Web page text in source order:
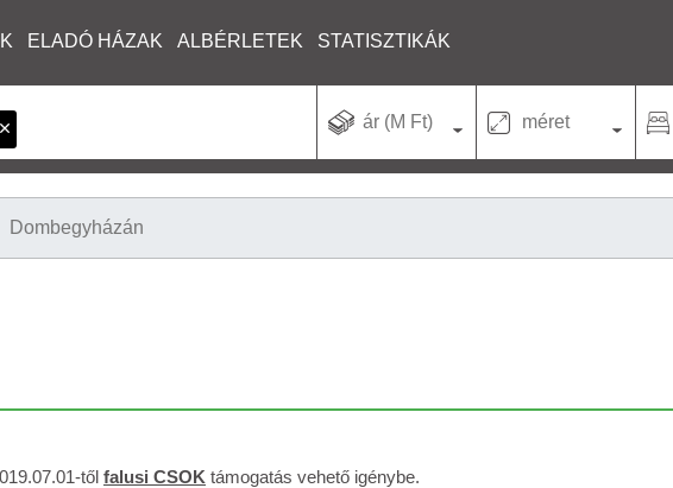
ELADÓ HÁZAK ALBÉRLETEK STATISZTIKÁK
ár (M Ft) méret
Dombegyházán
től falusi CSOK támogatás vehető igénybe.